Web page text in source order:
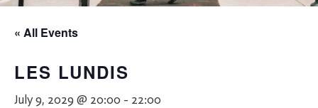
« All Events
LES LUNDIS
July 9, 2029 @ 20:00 - 22:00